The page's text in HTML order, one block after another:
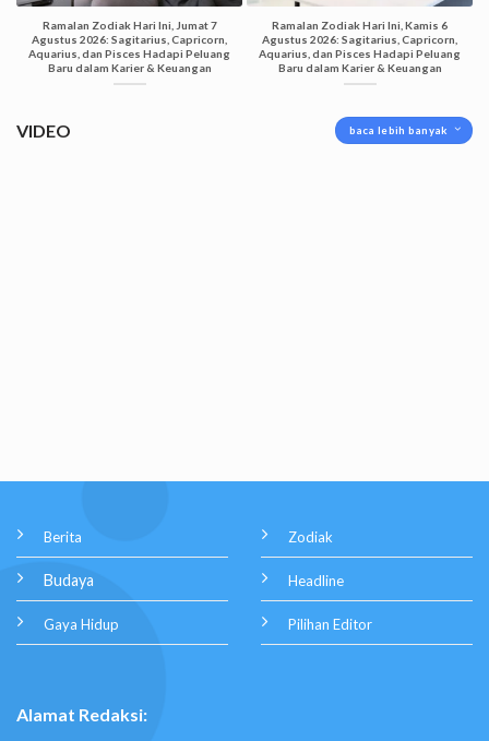
Ramalan Zodiak Hari Ini, Jumat 7
Agustus 2026: Sagitarius, Capricorn,
Aquarius, dan Pisces Hadapi Peluang
Baru dalam Karier & Keuangan
Ramalan Zodiak Hari Ini, Kamis 6
Agustus 2026: Sagitarius, Capricorn,
Aquarius, dan Pisces Hadapi Peluang
Baru dalam Karier & Keuangan
VIDEO baca lebih banyak
Berita
Budaya
Gaya Hidup
Zodiak
Headline
Pilihan Editor
Alamat Redaksi: